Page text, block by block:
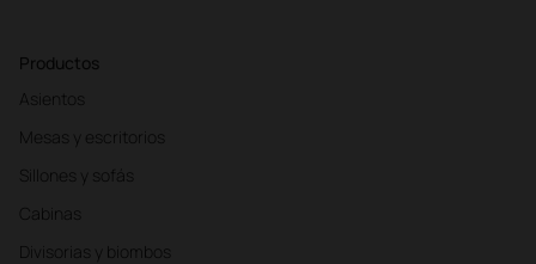
Productos
Asientos
Mesas y escritorios
Sillones y sofás
Cabinas
Divisorias y biombos